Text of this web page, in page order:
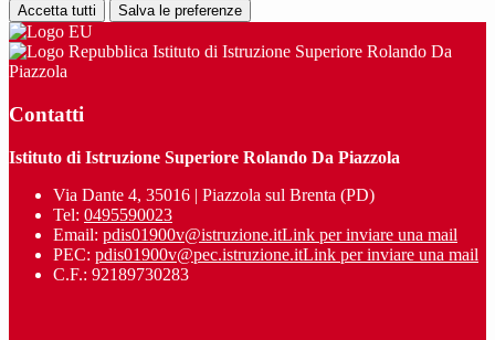
Accetta tutti Salva le preferenze
Istituto di Istruzione Superiore Rolando Da
Piazzola
Contatti
Istituto di Istruzione Superiore Rolando Da Piazzola
Via Dante 4, 35016 | Piazzola sul Brenta (PD)
Tel: 0495590023
Email: pdis01900v@istruzione.itLink per inviare una mail
PEC: pdis01900v@pec.istruzione.itLink per inviare una mail
C.F.: 92189730283